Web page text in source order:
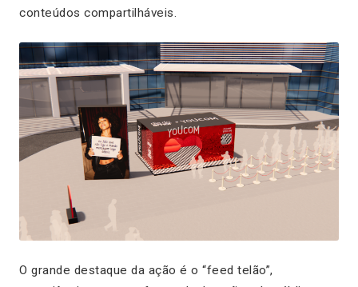
conteúdos compartilháveis.
O grande destaque da ação é o “feed telão”,